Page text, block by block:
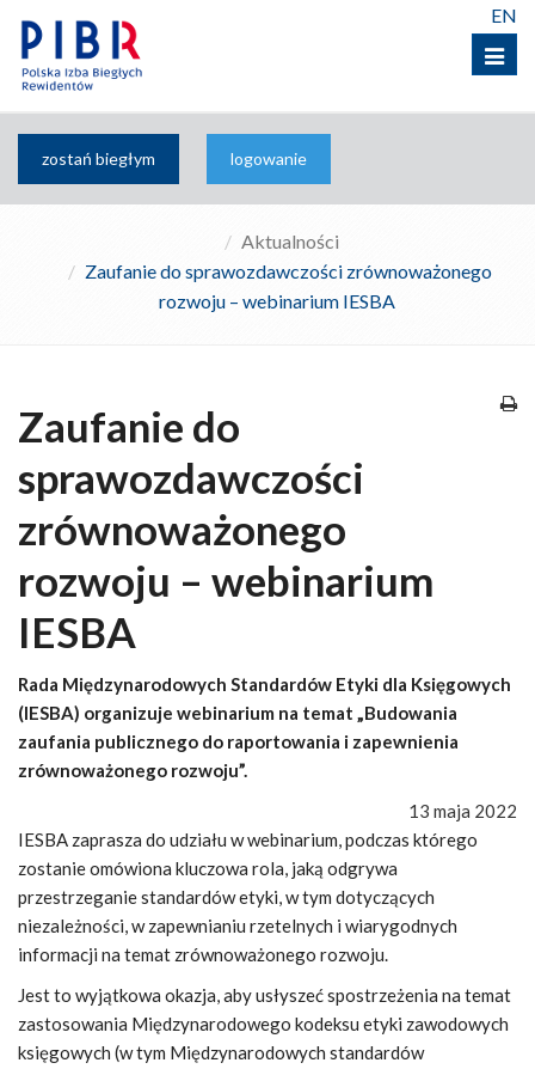
Menu
EN
zostań biegłym logowanie
Aktualności
Zaufanie do sprawozdawczości zrównoważonego
rozwoju – webinarium IESBA
Zaufanie do
sprawozdawczości
zrównoważonego
rozwoju – webinarium
IESBA
Rada Międzynarodowych Standardów Etyki dla Księgowych
(IESBA) organizuje webinarium na temat „Budowania
zaufania publicznego do raportowania i zapewnienia
zrównoważonego rozwoju”.
13 maja 2022
IESBA zaprasza do udziału w webinarium, podczas którego
zostanie omówiona kluczowa rola, jaką odgrywa
przestrzeganie standardów etyki, w tym dotyczących
niezależności, w zapewnianiu rzetelnych i wiarygodnych
informacji na temat zrównoważonego rozwoju.
Jest to wyjątkowa okazja, aby usłyszeć spostrzeżenia na temat
zastosowania Międzynarodowego kodeksu etyki zawodowych
księgowych (w tym Międzynarodowych standardów